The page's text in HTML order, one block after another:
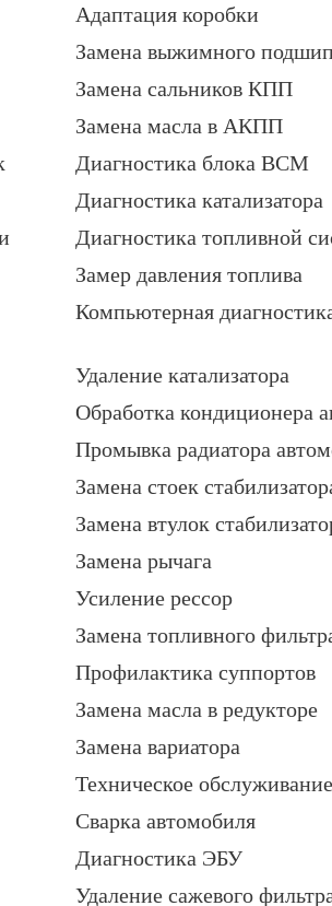
Адаптация коробки
Замена выжимного
Замена сальников КПП
Замена масла в АКПП
Диагностика блока BCM
Диагностика катализатора
Диагностика топливной
Замер давления топлива
Компьютерная
Удаление катализатора
Обработка кондиционера
Промывка радиатора
Замена стоек
Замена втулок
Замена рычага
Усиление рессор
Замена топливного
Профилактика суппортов
Замена масла в редукторе
Замена вариатора
Техническое обслуживание
Сварка автомобиля
Диагностика ЭБУ
Удаление сажевого